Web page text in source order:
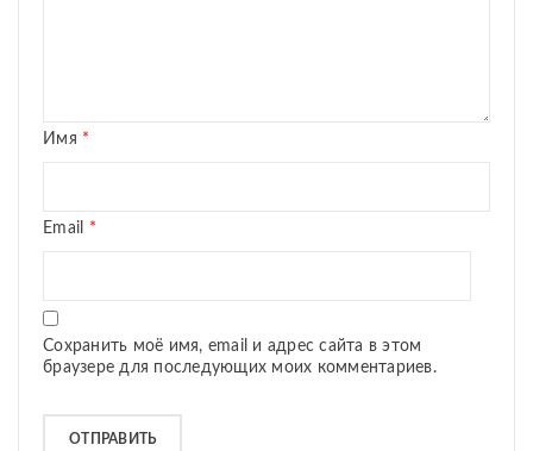
Имя *
Email *
Сохранить моё имя, email и адрес сайта в этом
браузере для последующих моих комментариев.